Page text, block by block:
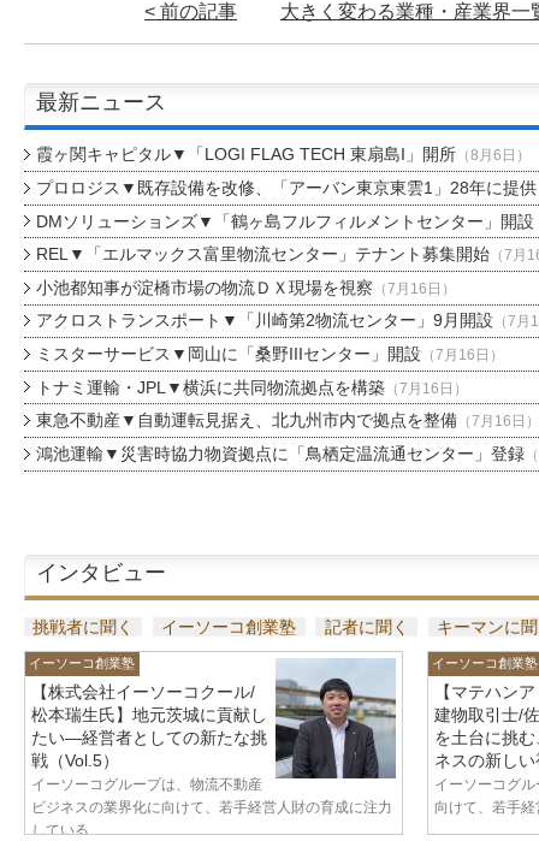
< 前の記事 大きく変わる業種・産業界一
最新ニュース
霞ヶ関キャピタル▼「LOGI FLAG TECH 東扇島I」開所（8月6日）
プロロジス▼既存設備を改修、「アーバン東京東雲1」28年に提供
DMソリューションズ▼「鶴ヶ島フルフィルメントセンター」開設
REL▼「エルマックス富里物流センター」テナント募集開始（7月
小池都知事が淀橋市場の物流ＤＸ現場を視察 （7月16日）
アクロストランスポート▼「川崎第2物流センター」9月開設 （7月
ミスターサービス▼岡山に「桑野IIIセンター」開設 （7月16日）
トナミ運輸・JPL▼横浜に共同物流拠点を構築（7月16日）
東急不動産▼自動運転見据え、北九州市内で拠点を整備（7月16日）
鴻池運輸▼災害時協力物資拠点に「鳥栖定温流通センター」登録
インタビュー
挑戦者に聞く イーソーコ創業塾 記者に聞く キーマンに
イーソーコ創業塾
【株式会社イーソーコクール/
松本瑞生氏】地元茨城に貢献し
たい—経営者としての新たな挑
戦（Vol.5）
イーソーコグループは、物流不動産
ビジネスの業界化に向けて、若手経営人財の育成に注力
している...
イーソーコ創業塾
【マテハン
建物取引士/
を土台に挑
ネスの新し
イーソーコグ
向けて、若手